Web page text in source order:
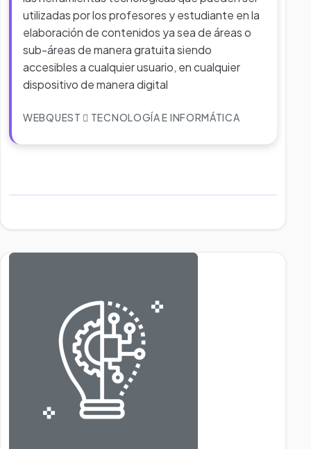
utilizadas por los profesores y estudiante en la
elaboración de contenidos ya sea de áreas o
sub-áreas de manera gratuita siendo
accesibles a cualquier usuario, en cualquier
dispositivo de manera digital
WEBQUEST TECNOLOGÍA E INFORMÁTICA